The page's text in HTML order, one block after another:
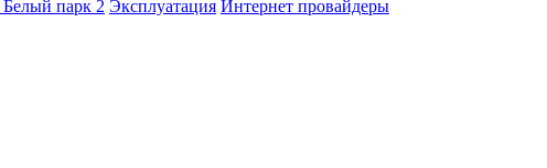
парк 2 Эксплуатация Интернет провайдеры